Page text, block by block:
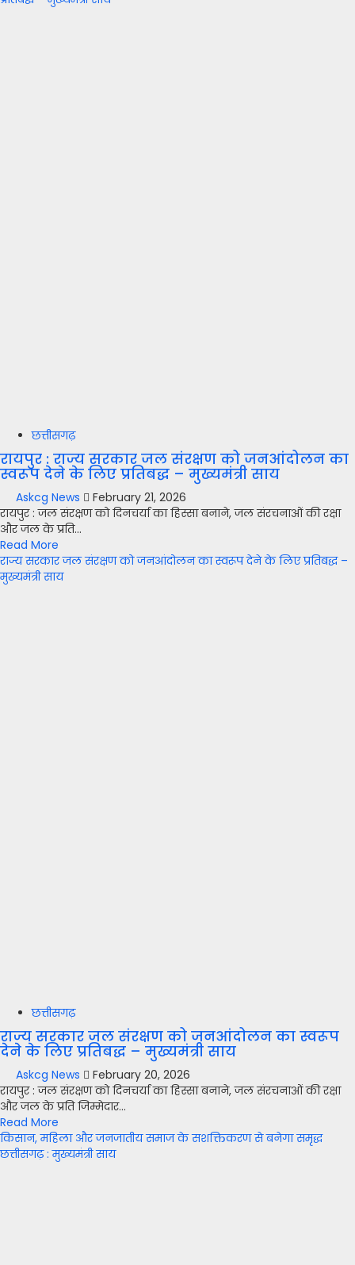
छत्तीसगढ़
रायपुर : राज्य सरकार जल संरक्षण को जनआंदोलन का
स्वरूप देने के लिए प्रतिबद्ध – मुख्यमंत्री साय
Askcg News
February 21, 2026
रायपुर : जल संरक्षण को दिनचर्या का हिस्सा बनाने, जल संरचनाओं की रक्षा
और जल के प्रति...
Read More
राज्य सरकार जल संरक्षण को जनआंदोलन का स्वरूप देने के लिए प्रतिबद्ध –
मुख्यमंत्री साय
छत्तीसगढ़
राज्य सरकार जल संरक्षण को जनआंदोलन का स्वरूप
देने के लिए प्रतिबद्ध – मुख्यमंत्री साय
Askcg News
February 20, 2026
रायपुर : जल संरक्षण को दिनचर्या का हिस्सा बनाने, जल संरचनाओं की रक्षा
और जल के प्रति जिम्मेदार...
Read More
किसान, महिला और जनजातीय समाज के सशक्तिकरण से बनेगा समृद्ध
छत्तीसगढ़ : मुख्यमंत्री साय